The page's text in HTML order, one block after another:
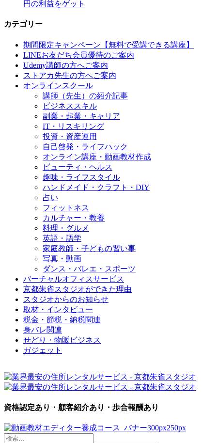
円の利益をゲット
カテゴリー
期間限定キャンペーン【無料で受講できる講座】
LINEお友だち会員優待のご案内
Udemy講師の方へご案内
ストアカ先生の方へご案内
オンラインスクール
講師（先生）の紹介記事
ビジネススキル
副業・起業・キャリア
IT・リスキリング
投資・資産運用
自己啓発・ライフハック
オンライン講座・動画教材作成
ビューティ・ヘルス
趣味・ライフスタイル
ハンドメイド・クラフト・DIY
占い
フィットネス
カルチャー・教養
料理・グルメ
英語・語学
家庭教師・子どもの習い事
写真・動画
ダンス・バレエ・スポーツ
バーチャルオフィスサービス
京都朱雀スタジオができた理由
スタジオからのお知らせ
取材・インタビュー
税金・節税・納税関連
身バレ関連
せどり・物販ビジネス
ガジェット
資格認定あり・顧客紹介あり・歩合報酬あり
検